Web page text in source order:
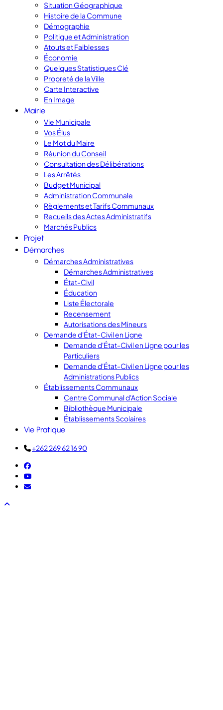
Situation Géographique
Histoire de la Commune
Démographie
Politique et Administration
Atouts et Faiblesses
Économie
Quelques Statistiques Clé
Propreté de la Ville
Carte Interactive
En Image
Mairie
Vie Municipale
Vos Élus
Le Mot du Maire
Réunion du Conseil
Consultation des Délibérations
Les Arrêtés
Budget Municipal
Administration Communale
Règlements et Tarifs Communaux
Recueils des Actes Administratifs
Marchés Publics
Projet
Démarches
Démarches Administratives
Démarches Administratives
État-Civil
Éducation
Liste Électorale
Recensement
Autorisations des Mineurs
Demande d'État-Civil en Ligne
Demande d'État-Civil en Ligne pour les
Particuliers
Demande d'État-Civil en Ligne pour les
Administrations Publics
Établissements Communaux
Centre Communal d'Action Sociale
Bibliothèque Municipale
Établissements Scolaires
Vie Pratique
+262 269 62 16 90